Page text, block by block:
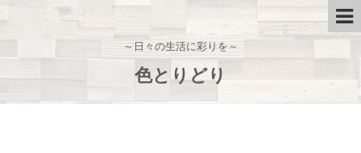
～日々の生活に彩りを～
色とりどり